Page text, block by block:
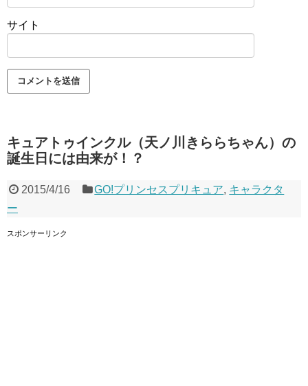
サイト
キュアトゥインクル（天ノ川きららちゃん）の
誕生日には由来が！？
2015/4/16 GO!プリンセスプリキュア, キャラクタ
ー
スポンサーリンク